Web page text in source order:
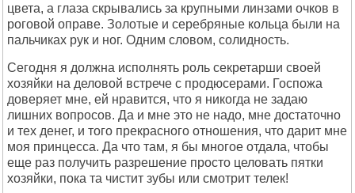
цвета, а глаза скрывались за крупными линзами очков в
роговой оправе. Золотые и серебряные кольца были на
пальчиках рук и ног. Одним словом, солидность.
Сегодня я должна исполнять роль секретарши своей
хозяйки на деловой встрече с продюсерами. Госпожа
доверяет мне, ей нравится, что я никогда не задаю
лишних вопросов. Да и мне это не надо, мне достаточно
и тех денег, и того прекрасного отношения, что дарит мне
моя принцесса. Да что там, я бы многое отдала, чтобы
еще раз получить разрешение просто целовать пятки
хозяйки, пока та чистит зубы или смотрит телек!